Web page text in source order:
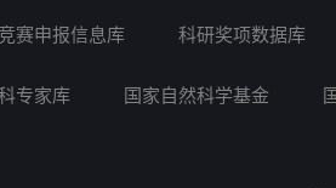
赛申报信息库 科研奖项数据库
专家库 国家自然科学基金